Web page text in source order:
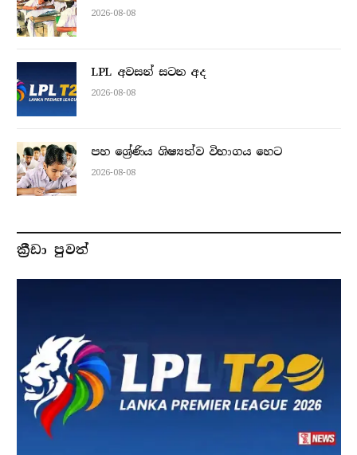
2026-08-08
LPL අවසන් සටන අද
2026-08-08
පහ ශ්‍රේණිය ශිෂ්‍යත්ව විභාගය හෙට
2026-08-08
ක්‍රීඩා පුවත්